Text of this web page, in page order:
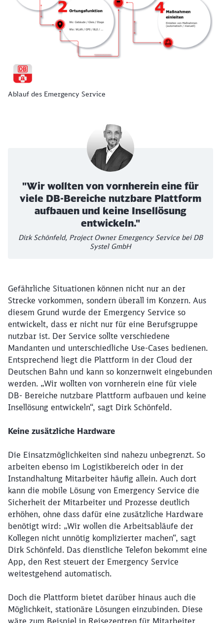
Ablauf des Emergency Service
"Wir wollten von vornherein eine für
viele DB-Bereiche nutzbare Plattform
aufbauen und keine Insellösung
entwickeln."
Dirk Schönfeld, Project Owner Emergency Service bei DB
Systel GmbH
Gefährliche Situationen können nicht nur an der
Strecke vorkommen, sondern überall im Konzern. Aus
diesem Grund wurde der Emergency Service so
entwickelt, dass er nicht nur für eine Berufsgruppe
nutzbar ist. Der Service sollte verschiedene
Mandanten und unterschiedliche Use-Cases bedienen.
Entsprechend liegt die Plattform in der Cloud der
Deutschen Bahn und kann so konzernweit eingebunden
werden. „Wir wollten von vornherein eine für viele
DB- Bereiche nutzbare Plattform aufbauen und keine
Insellösung entwickeln“, sagt Dirk Schönfeld.
Keine zusätzliche Hardware
Die Einsatzmöglichkeiten sind nahezu unbegrenzt. So
arbeiten ebenso im Logistikbereich oder in der
Instandhaltung Mitarbeiter häufig allein. Auch dort
kann die mobile Lösung von Emergency Service die
Sicherheit der Mitarbeiter und Prozesse deutlich
erhöhen, ohne dass dafür eine zusätzliche Hardware
benötigt wird: „Wir wollen die Arbeitsabläufe der
Kollegen nicht unnötig komplizierter machen“, sagt
Dirk Schönfeld. Das dienstliche Telefon bekommt eine
App, den Rest steuert der Emergency Service
weitestgehend automatisch.
Doch die Plattform bietet darüber hinaus auch die
Möglichkeit, stationäre Lösungen einzubinden. Diese
Schließen
Möchten Sie zuweitergeleitet
werden?
Abbrechen